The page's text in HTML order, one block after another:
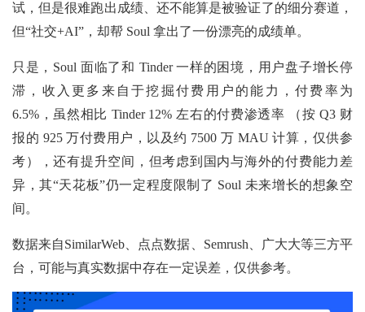
试，但是很难跑出成绩、还不能算是被验证了的细分赛道，
但“社交+AI”，却帮 Soul 拿出了一份漂亮的成绩单。
只是，Soul 面临了和 Tinder 一样的困境，用户盘子增长停
滞，收入更多来自于挖掘付费用户的能力，付费率为
6.5%，虽然相比 Tinder 12% 左右的付费渗透率 （按 Q3 财
报的 925 万付费用户，以及约 7500 万 MAU 计算，仅供参
考），还有提升空间，但考虑到国内与海外的付费能力差
异，其“天花板”仍一定程度限制了 Soul 未来增长的想象空
间。
数据来自SimilarWeb、点点数据、Semrush、广大大等三方平
台，可能与真实数据中存在一定误差，仅供参考。